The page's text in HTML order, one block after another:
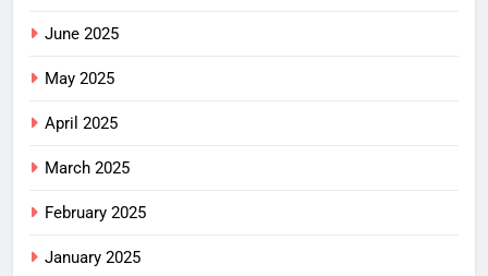
June 2025
May 2025
April 2025
March 2025
February 2025
January 2025